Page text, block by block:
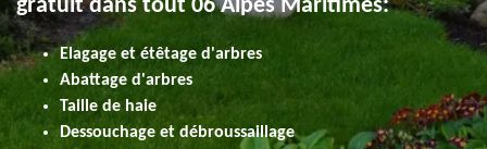
gratuit dans tout 06 Alpes Maritimes:
Elagage et étêtage d'arbres
Abattage d'arbres
Taille de haie
Dessouchage et débroussaillage